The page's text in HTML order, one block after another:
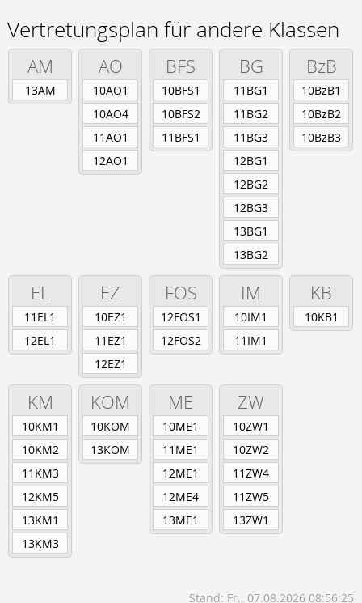
Vertretungsplan für andere Klassen
AM
13AM
AO
10AO1
10AO4
11AO1
12AO1
BFS
10BFS1
10BFS2
11BFS1
BG
11BG1
11BG2
11BG3
12BG1
12BG2
12BG3
13BG1
13BG2
BzB
10BzB1
10BzB2
10BzB3
EL
11EL1
12EL1
EZ
10EZ1
11EZ1
12EZ1
FOS
12FOS1
12FOS2
IM
10IM1
11IM1
KB
10KB1
KM
10KM1
10KM2
11KM3
12KM5
13KM1
13KM3
KOM
10KOM
13KOM
ME
10ME1
11ME1
12ME1
12ME4
13ME1
ZW
10ZW1
10ZW2
11ZW4
11ZW5
13ZW1
Stand: Fr., 07.08.2026 08:56:25